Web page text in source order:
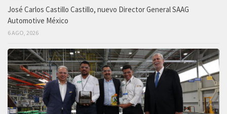
José Carlos Castillo Castillo, nuevo Director General SAAG
Automotive México
6 AGO, 2026